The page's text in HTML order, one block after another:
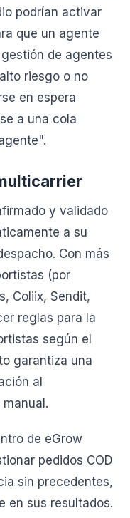
podrían activar
que un agente
de agentes
riesgo o no
en espera
a una cola
y validado
a su
Con más
(por
Coliix, Sendit,
reglas para la
según el
garantiza una
al
de eGrow
pedidos COD
sin precedentes,
en sus resultados.